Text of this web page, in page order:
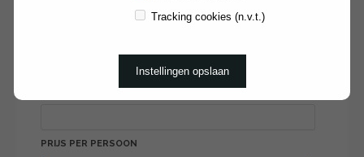
AANTAL PERSONEN
PRIJS PER PERSOON
Tracking cookies (n.v.t.)
Instellingen opslaan